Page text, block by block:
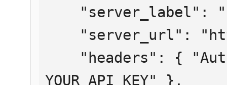
YOUR_API_KEY" },